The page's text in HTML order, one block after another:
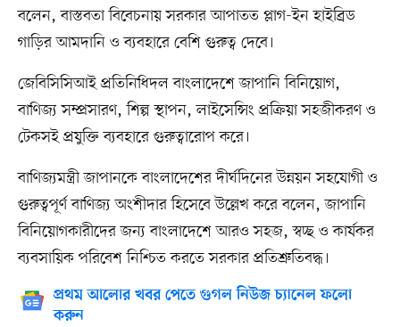
বলেন, বাস্তবতা বিবেচনায় সরকার আপাতত প্লাগ-ইন হাইব্রিড
গাড়ির আমদানি ও ব্যবহারে বেশি গুরুত্ব দেবে।
জেবিসিসিআই প্রতিনিধিদল বাংলাদেশে জাপানি বিনিয়োগ,
বাণিজ্য সম্প্রসারণ, শিল্প স্থাপন, লাইসেন্সিং প্রক্রিয়া সহজীকরণ ও
টেকসই প্রযুক্তি ব্যবহারে গুরুত্বারোপ করে।
বাণিজ্যমন্ত্রী জাপানকে বাংলাদেশের দীর্ঘদিনের উন্নয়ন সহযোগী ও
গুরুত্বপূর্ণ বাণিজ্য অংশীদার হিসেবে উল্লেখ করে বলেন, জাপানি
বিনিয়োগকারীদের জন্য বাংলাদেশে আরও সহজ, স্বচ্ছ ও কার্যকর
ব্যবসায়িক পরিবেশ নিশ্চিত করতে সরকার প্রতিশ্রুতিবদ্ধ।
প্রথম আলোর খবর পেতে গুগল নিউজ চ্যানেল ফলো
করুন